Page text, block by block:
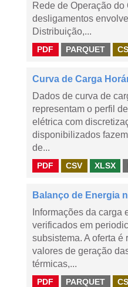
Rede de Operação do
desligamentos
Distribuição,...
PDF PARQUET
Curva de Carga
Dados de curva de
representam o perfil
elétrica com
disponibilizados
de...
PDF CSV XLSX
Balanço de Energia
Informações da carga
verificados em
subsistema. A oferta é
valores de geração
térmicas,...
PDF PARQUET